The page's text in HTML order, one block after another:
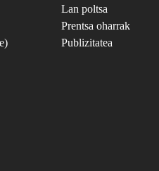
Lan poltsa
Prentsa oharrak
Publizitatea